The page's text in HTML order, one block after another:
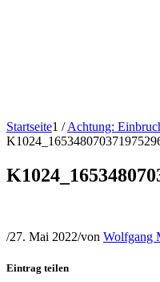
Startseite1 / Achtung:
/27. Mai 2022/von Wolfgang
Eintrag teilen